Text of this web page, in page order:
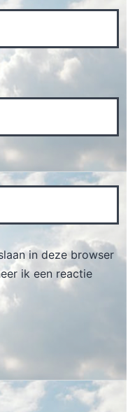
in deze browser
ik een reactie